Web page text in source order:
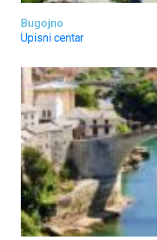
Bugojno
Upisni centar